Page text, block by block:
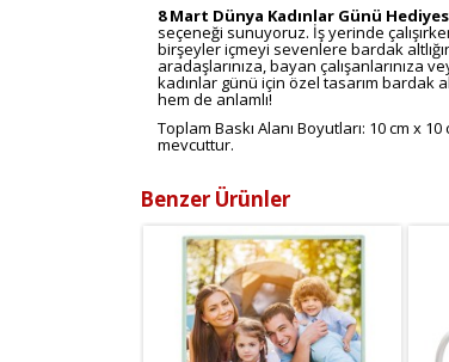
8 Mart Dünya Kadınlar Günü
seçeneği sunuyoruz. İş yerinde
birşeyler içmeyi sevenlere bardak
aradaşlarınıza, bayan
kadınlar günü için özel tasarım bardak
hem de anlamlı!
Toplam Baskı Alanı Boyutları: 10 cm x
mevcuttur.
Benzer Ürünler